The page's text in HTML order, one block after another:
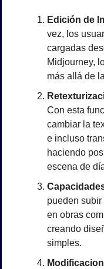
Edición de
vez, los
cargadas
Midjourney,
más allá de
Con esta
cambiar la
e incluso
haciendo
escena de
pueden
en obras
creando
simples.